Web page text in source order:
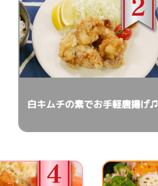
白キムチの素でお手軽唐揚げ♫